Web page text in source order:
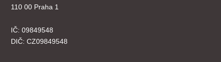
110 00 Praha 1
IČ: 09849548
DIČ: CZ09849548